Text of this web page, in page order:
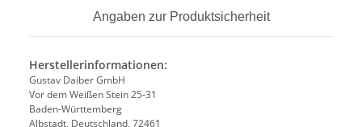
Angaben zur Produktsicherheit
Herstellerinformationen:
Gustav Daiber GmbH
Vor dem Weißen Stein 25-31
Baden-Württemberg
Albstadt, Deutschland, 72461